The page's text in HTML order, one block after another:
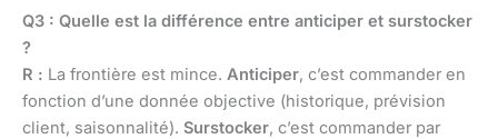
Q3 : Quelle est la différence entre anticiper et surstocker
?
R : La frontière est mince. Anticiper, c’est commander en
fonction d’une donnée objective (historique, prévision
client, saisonnalité). Surstocker, c’est commander par